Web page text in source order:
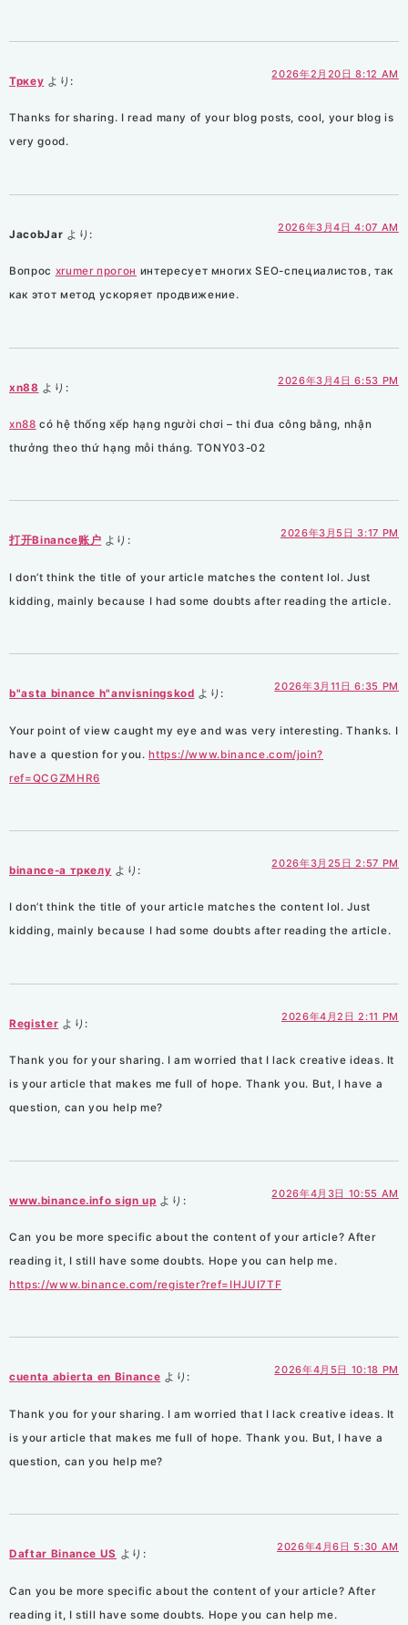
Тркеу より:
2026年2月20日 8:12 AM
Thanks for sharing. I read many of your blog posts, cool, your blog is
very good.
JacobJar より:
2026年3月4日 4:07 AM
Вопрос xrumer прогон интересует многих SEO-специалистов, так
как этот метод ускоряет продвижение.
xn88 より:
2026年3月4日 6:53 PM
xn88 có hệ thống xếp hạng người chơi – thi đua công bằng, nhận
thưởng theo thứ hạng mỗi tháng. TONY03-02
打开Binance账户 より:
2026年3月5日 3:17 PM
I don’t think the title of your article matches the content lol. Just
kidding, mainly because I had some doubts after reading the article.
b"asta binance h"anvisningskod より:
2026年3月11日 6:35 PM
Your point of view caught my eye and was very interesting. Thanks. I
have a question for you.https://www.binance.com/join?
ref=QCGZMHR6
binance-а тркелу より:
2026年3月25日 2:57 PM
I don’t think the title of your article matches the content lol. Just
kidding, mainly because I had some doubts after reading the article.
Register より:
2026年4月2日 2:11 PM
Thank you for your sharing. I am worried that I lack creative ideas. It
is your article that makes me full of hope. Thank you. But, I have a
question, can you help me?
www.binance.info sign up より:
2026年4月3日 10:55 AM
Can you be more specific about the content of your article? After
reading it, I still have some doubts. Hope you can help me.
https://www.binance.com/register?ref=IHJUI7TF
cuenta abierta en Binance より:
2026年4月5日 10:18 PM
Thank you for your sharing. I am worried that I lack creative ideas. It
is your article that makes me full of hope. Thank you. But, I have a
question, can you help me?
Daftar Binance US より:
2026年4月6日 5:30 AM
Can you be more specific about the content of your article? After
reading it, I still have some doubts. Hope you can help me.